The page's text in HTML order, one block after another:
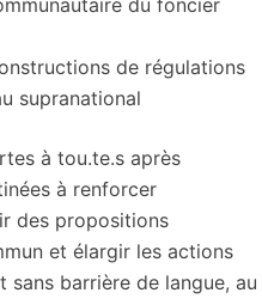
du foncier
de régulations
supranational
à tou.te.s après
à renforcer
des propositions
et élargir les actions
sans barrière de langue, au